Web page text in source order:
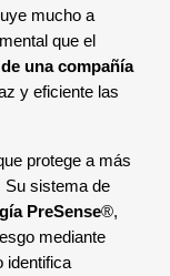
mucho a
que el
una compañía
y eficiente las
protege a más
Su sistema de
PreSense®,
mediante
identifica